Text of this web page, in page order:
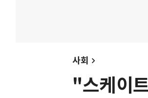
사회
"스케이